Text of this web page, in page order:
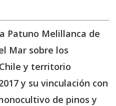
Patuno Melillanca de
Mar sobre los
y territorio
y su vinculación con
de pinos y